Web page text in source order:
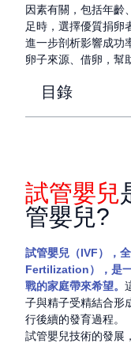
因素有關，包括年齡
足時，選擇優質捐卵
進一步剖析影響成功
卵子來源 、借卵 ，幫
目錄
試管嬰兒
管嬰兒?
試管嬰兒（IVF），
Fertilization），是
戰的家庭帶來希望。
子與精子受精結合形
行後續的發育過程。
試管嬰兒技術的發展